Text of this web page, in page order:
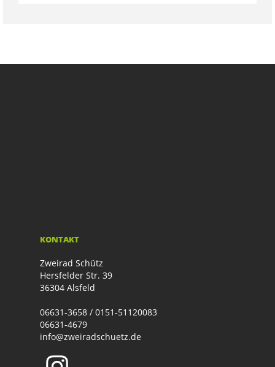
KONTAKT
Zweirad Schütz
Hersfelder Str. 39
36304 Alsfeld
06631-3658 / 0151-51120083
06631-4679
info@zweiradschuetz.de